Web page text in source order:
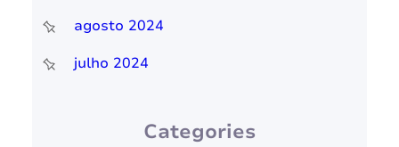
agosto 2024
julho 2024
Categories